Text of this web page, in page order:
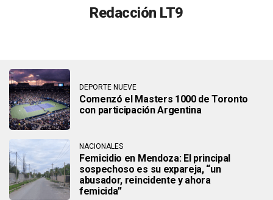
Redacción LT9
DEPORTE NUEVE
Comenzó el Masters 1000 de Toronto
con participación Argentina
NACIONALES
Femicidio en Mendoza: El principal
sospechoso es su expareja, “un
abusador, reincidente y ahora
femicida”